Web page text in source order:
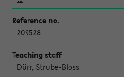
209528
Dürr, Strube-Bloss